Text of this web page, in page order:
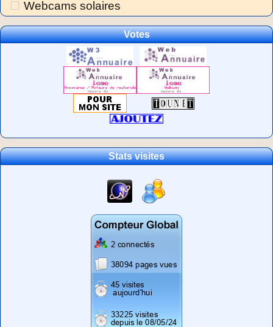
Webcams solaires
Votes
Stats visites